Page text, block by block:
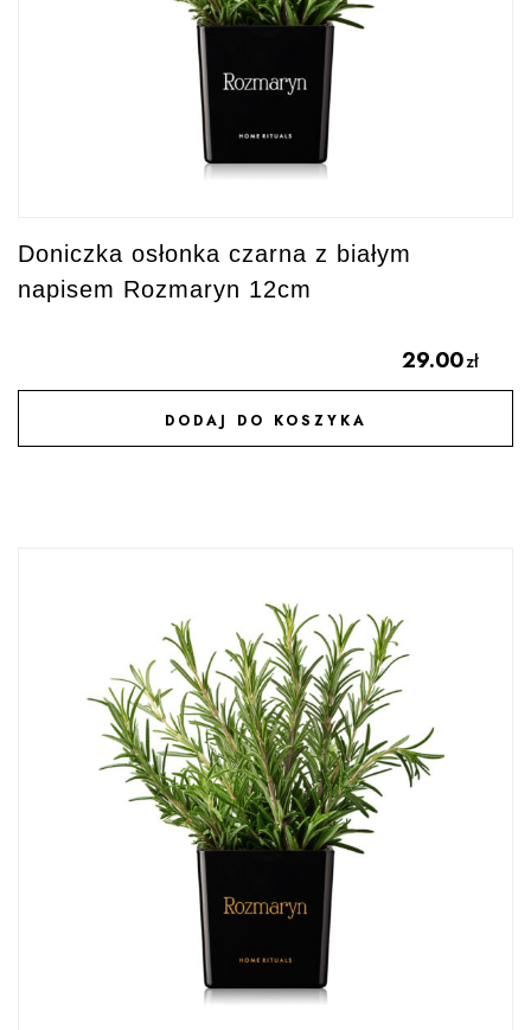
Doniczka osłonka czarna z białym
napisem Rozmaryn 12cm
29.00zł
DODAJ DO KOSZYKA
DODAJ DO ULUBIONYCH